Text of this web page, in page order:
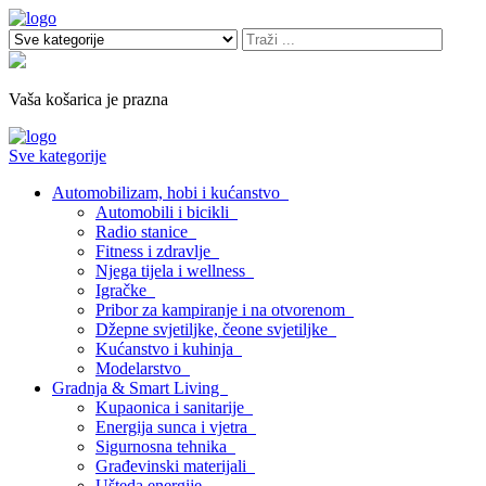
Vaša košarica je prazna
Sve kategorije
Automobilizam, hobi i kućanstvo
Automobili i bicikli
Radio stanice
Fitness i zdravlje
Njega tijela i wellness
Igračke
Pribor za kampiranje i na otvorenom
Džepne svjetiljke, čeone svjetiljke
Kućanstvo i kuhinja
Modelarstvo
Gradnja & Smart Living
Kupaonica i sanitarije
Energija sunca i vjetra
Sigurnosna tehnika
Građevinski materijali